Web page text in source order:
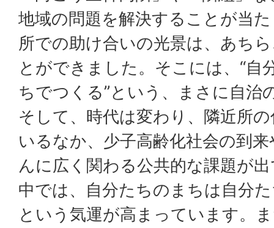
地域の問題を解決することが当
所での助け合いの光景は、あち
とができました。そこには、“自
ちでつくる”という、まさに自治
そして、時代は変わり、隣近所
いるなか、少子高齢化社会の到
んに広く関わる公共的な課題が
中では、自分たちのまちは自分
という気運が高まっています。